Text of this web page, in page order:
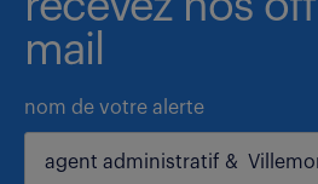
mail
nom de votre alerte